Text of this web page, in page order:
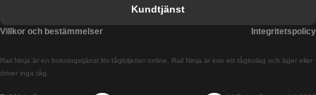
Rail Ninja är en bokningstjänst för tågbiljetter online. Rail Ninja är inte ett tågbolag och äger eller
driver inga tåg.
Kundtjänst
Villkor och bestämmelser Integritetspolicy